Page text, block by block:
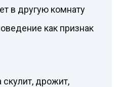
в другую комнату
как признак
дрожит,